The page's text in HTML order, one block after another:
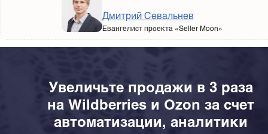
Дмитрий Севальнев
Евангелист проекта «Seller Moon»
Увеличьте продажи в 3 раза
на Wildberries и Ozon за счет
автоматизации, аналитики